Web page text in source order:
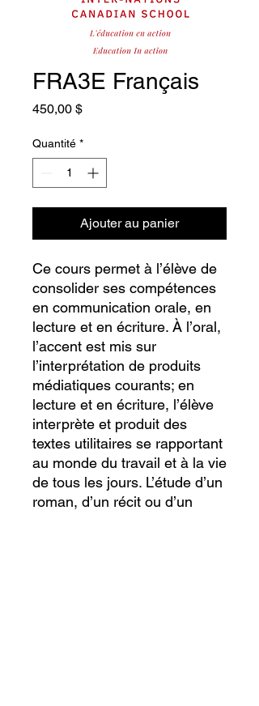
FRA3E Français
450,00 $Prix
Quantité *
Ajouter au panier
Ce cours permet à l’élève de
consolider ses compétences
en communication orale, en
lecture et en écriture. À l’oral,
l’accent est mis sur
l’interprétation de produits
médiatiques courants; en
lecture et en écriture, l’élève
interprète et produit des
textes utilitaires se rapportant
au monde du travail et à la vie
de tous les jours. L’étude d’un
roman, d’un récit ou d’un